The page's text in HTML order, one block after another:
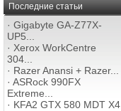
Последние статьи
· Gigabyte GA-Z77X-
UP5...
· Xerox WorkCentre
304...
· Razer Anansi + Razer...
· ASRock 990FX
Extreme...
· KFA2 GTX 580 MDT X4